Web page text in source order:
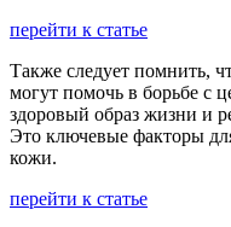
перейти к статье
Также следует помнить,
могут помочь в борьбе с
здоровый образ жизни и
Это ключевые факторы
кожи.
перейти к статье